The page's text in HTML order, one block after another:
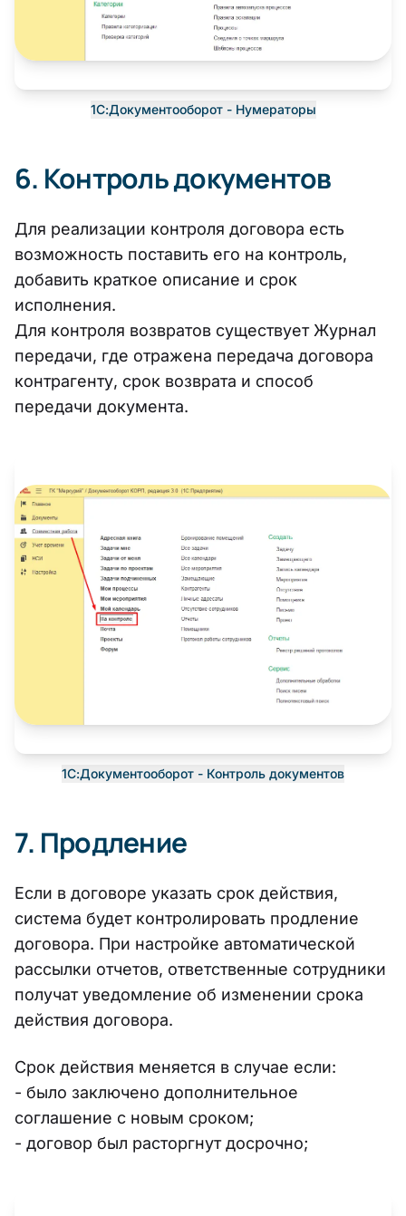
1С:Документооборот - Нумераторы
6. Контроль документов
Для реализации контроля договора есть
возможность поставить его на контроль,
добавить краткое описание и срок
исполнения.
Для контроля возвратов существует Журнал
передачи, где отражена передача договора
контрагенту, срок возврата и способ
передачи документа.
1С:Документооборот - Контроль документов
7. Продление
Если в договоре указать срок действия,
система будет контролировать продление
договора. При настройке автоматической
рассылки отчетов, ответственные сотрудники
получат уведомление об изменении срока
действия договора.
Срок действия меняется в случае если:
- было заключено дополнительное
соглашение с новым сроком;
- договор был расторгнут досрочно;